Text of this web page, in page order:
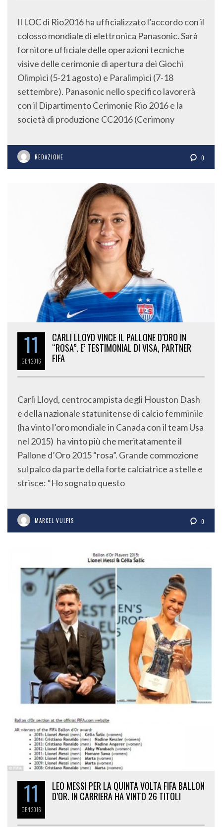
Il LOC di Rio2016 ha ufficializzato l’accordo con il
colosso mondiale di elettronica Panasonic. Sarà
fornitore ufficiale delle operazioni tecniche
visive delle cerimonie di apertura dei Giochi
Olimpici (5-21 agosto) e Paralimpici (7-18
settembre). Panasonic nello specifico lavorerà
con il Dipartimento Cerimonie Rio 2016 e la
società di produzione CC2016 (Cerimony
REDAZIONE 0
11
GEN2016
CARLI LLOYD VINCE IL PALLONE D’ORO IN
“ROSA”. E’ TESTIMONIAL DI VISA, PARTNER
FIFA
Carli Lloyd, centrocampista degli Houston Dash
e della nazionale statunitense di calcio femminile
(ha vinto l’oro mondiale in Canada con il team Usa
nel 2015) ha vinto più che meritatamente il
Pallone d’Oro 2015 “rosa”. Grande commozione
sul palco da parte della forte calciatrice a stelle e
strisce: “Ho sognato questo
MARCEL VULPIS 0
11
GEN2016
LEO MESSI PER LA QUINTA VOLTA FIFA BALLON
D’OR. IN CARRIERA HA VINTO 26 TITOLI